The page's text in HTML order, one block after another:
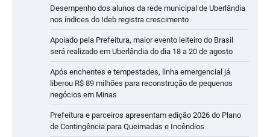
Desempenho dos alunos da rede municipal de Uberlândia
nos índices do Ideb registra crescimento
Apoiado pela Prefeitura, maior evento leiteiro do Brasil
será realizado em Uberlândia do dia 18 a 20 de agosto
Após enchentes e tempestades, linha emergencial já
liberou R$ 89 milhões para reconstrução de pequenos
negócios em Minas
Prefeitura e parceiros apresentam edição 2026 do Plano
de Contingência para Queimadas e Incêndios